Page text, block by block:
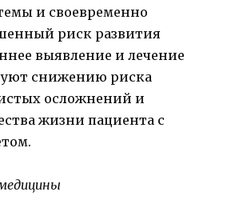
и своевременно
риск развития
выявление и лечение
снижению риска
осложнений и
жизни пациента с